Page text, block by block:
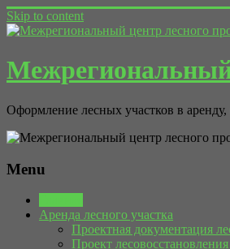
Skip to content
Межрегиональный
Оформление лесных участков в аренду,
Menu
Аренда лесного участка
Проектная документация
Проект лесовосстановления